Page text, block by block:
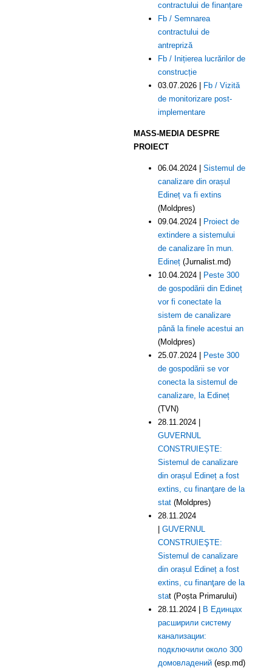
contractului de finanțare
Fb / Semnarea
contractului de
antrepriză
Fb / Inițierea lucrărilor de
construcție
03.07.2026 |
Fb / Vizită
de monitorizare post-
implementare
MASS-MEDIA DESPRE
PROIECT
06.04.2024 | Sistemul de
canalizare din orașul
Edineț va fi extins
(Moldpres)
09.04.2024 |
Proiect de
extindere a sistemului
de canalizare în mun.
Edineț(Jurnalist.md)
10.04.2024 |
Peste 300
de gospodării din Edineț
vor fi conectate la
sistem de canalizare
până la finele acestui an
(Moldpres)
25.07.2024 |
Peste 300
de gospodării se vor
conecta la sistemul de
canalizare, la Edineț
(TVN)
28.11.2024 |
GUVERNUL
CONSTRUIEȘTE:
Sistemul de canalizare
din orașul Edineț a fost
extins, cu finanţare de la
stat(Moldpres)
28.11.2024
GUVERNUL
CONSTRUIEŞTE:
Sistemul de canalizare
din orașul Edineț a fost
extins, cu finanţare de la
stat (Poșta Primarului)
28.11.2024 |
В Единцах
расширили систему
канализации:
подключили около 300
домовладений(esp.md)